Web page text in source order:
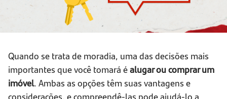
Quando se trata de moradia, uma das decisões mais
importantes que você tomará éalugar ou comprar um
imóvel. Ambas as opções têm suas vantagens e
considerações, e compreendê-las pode ajudá-lo a